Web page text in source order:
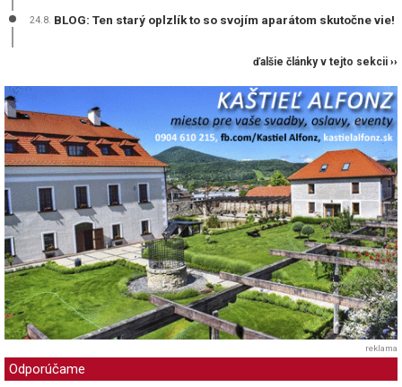
24.8. BLOG: Ten starý oplzlík to so svojím aparátom skutočne vie!
ďalšie články v tejto sekcii ››
reklama
Odporúčame